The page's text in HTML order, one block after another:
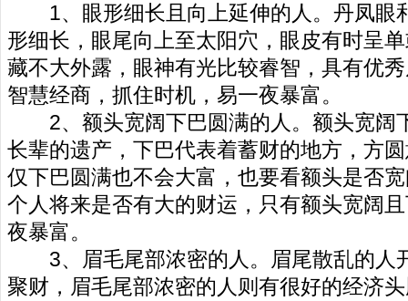
1、眼形细长且向上延伸的人。丹凤眼
形细长，眼尾向上至太阳穴，眼皮有时呈
藏不大外露，眼神有光比较睿智，具有优
智慧经商，抓住时机，易一夜暴富。
2、额头宽阔下巴圆满的人。额头宽阔
长辈的遗产，下巴代表着蓄财的地方，方
仅下巴圆满也不会大富，也要看额头是否
个人将来是否有大的财运，只有额头宽阔
夜暴富。
3、眉毛尾部浓密的人。眉尾散乱的人
聚财，眉毛尾部浓密的人则有很好的经济